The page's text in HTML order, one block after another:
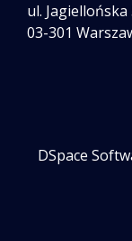
ul. Jagiellońska
03-301
DSpace